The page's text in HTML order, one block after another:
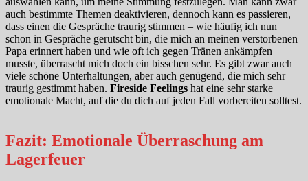
auch bestimmte Themen deaktivieren, dennoch kann es passieren,
dass einen die Gespräche traurig stimmen – wie häufig ich nun
schon in Gespräche gerutscht bin, die mich an meinen verstorbenen
Papa erinnert haben und wie oft ich gegen Tränen ankämpfen
musste, überrascht mich doch ein bisschen sehr. Es gibt zwar auch
viele schöne Unterhaltungen, aber auch genügend, die mich sehr
traurig gestimmt haben. Fireside Feelings hat eine sehr starke
emotionale Macht, auf die du dich auf jeden Fall vorbereiten solltest.
Fazit: Emotionale Überraschung am
Lagerfeuer